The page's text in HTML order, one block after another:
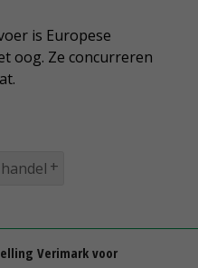
is Europese
oog. Ze concurreren
Verimark voor